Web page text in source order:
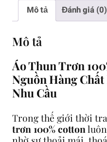
c
t
t
o
g
i
Mô tả
Đánh giá (0)
Mô tả
Áo Thun Trơn
Nguồn Hàng
Nhu Cầu
Trong thế giới thời
trơn 100% cotton